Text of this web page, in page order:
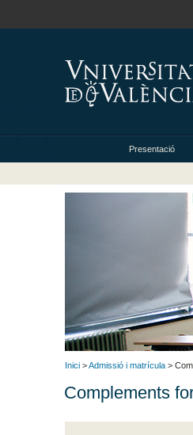
Presentació
Inici >Admissió i matrícula >
Complements